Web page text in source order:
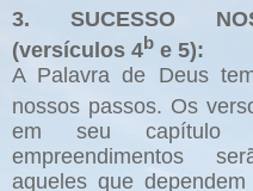
3. SUCESSO NOS
(versículos 4b e 5):
A Palavra de Deus
nossos passos. Os
em seu capítulo
empreendimentos
aqueles que